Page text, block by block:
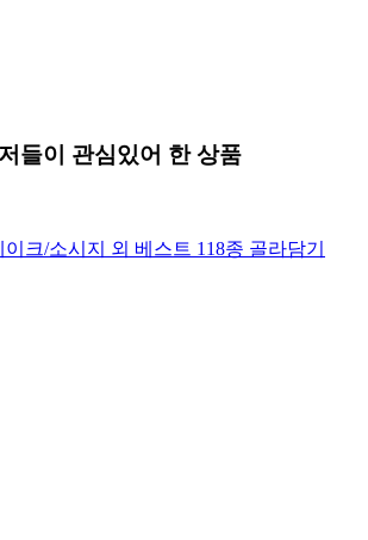
들이 관심있어 한 상품
크/소시지 외 베스트 118종 골라담기